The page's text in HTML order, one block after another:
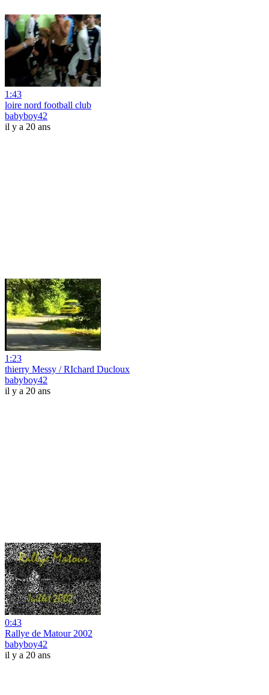
1:43
loire nord football club
babyboy42
il y a 20 ans
1:23
thierry Messy / RIchard Ducloux
babyboy42
il y a 20 ans
0:43
Rallye de Matour 2002
babyboy42
il y a 20 ans